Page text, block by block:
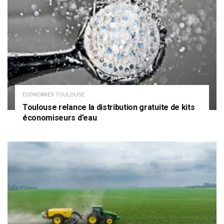
ECONOMIES TOULOUSE
Toulouse relance la distribution gratuite de kits
économiseurs d’eau